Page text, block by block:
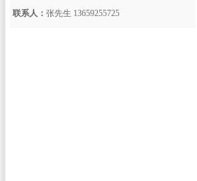
联系人： 张先生 13659255725